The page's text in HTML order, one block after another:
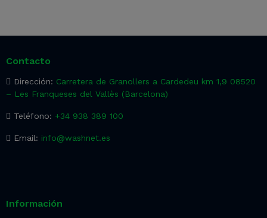
Contacto
Dirección: Carretera de Granollers a Cardedeu km 1,9 08520
– Les Franqueses del Vallès (Barcelona)
Teléfono: +34 938 389 100
Email: info@washnet.es
Información